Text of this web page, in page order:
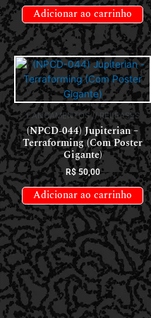
Adicionar ao carrinho
LANÇAMENTOS // RELEASES
(NPCD-044) Jupiterian –
Terraforming (Com Poster
Gigante)
R$50,00
Adicionar ao carrinho